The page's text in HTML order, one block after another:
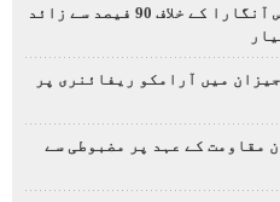
ایران، پولٹری وائرس آنگارا کے خلاف 90 فیصد سے زائد
میں آرامکو ریفائنری پر
مقاومت کے عہد پر مضبوطی سے